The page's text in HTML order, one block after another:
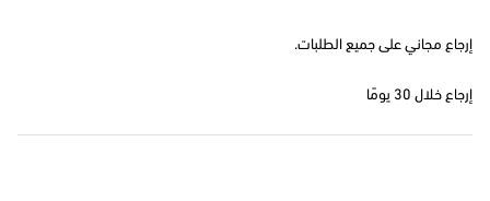
إرجاع مجاني على جميع الطلبات.
إرجاع خلال 30 يومًا